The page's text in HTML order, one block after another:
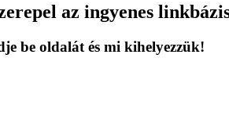
az ingyenes
be oldalát és mi kihelyezzük!